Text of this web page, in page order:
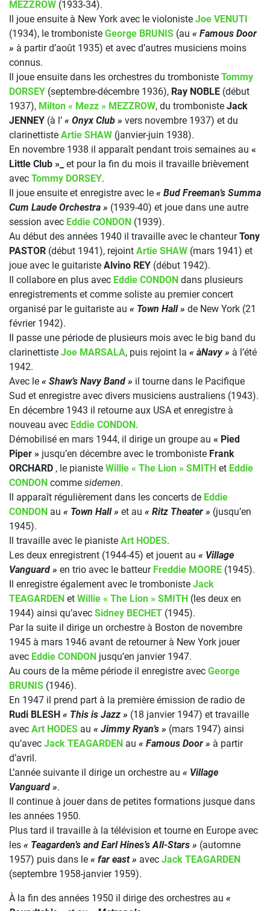
MEZZROW (1933-34).
Il joue ensuite à New York avec le violoniste Joe VENUTI
(1934), le tromboniste George BRUNIS (au « Famous Door
» à partir d’août 1935) et avec d’autres musiciens moins
connus.
Il joue ensuite dans les orchestres du tromboniste Tommy
DORSEY (septembre-décembre 1936), Ray NOBLE (début
1937), Milton « Mezz » MEZZROW, du tromboniste Jack
JENNEY (à l’ « Onyx Club » vers novembre 1937) et du
clarinettiste Artie SHAW (janvier-juin 1938).
En novembre 1938 il apparaît pendant trois semaines au «
Little Club »_ et pour la fin du mois il travaille brièvement
avec Tommy DORSEY.
Il joue ensuite et enregistre avec le « Bud Freeman’s Summa
Cum Laude Orchestra » (1939-40) et joue dans une autre
session avec Eddie CONDON (1939).
Au début des années 1940 il travaille avec le chanteurTony
PASTOR (début 1941), rejoint Artie SHAW (mars 1941) et
joue avec le guitariste Alvino REY (début 1942).
Il collabore en plus avec Eddie CONDON dans plusieurs
enregistrements et comme soliste au premier concert
organisé par le guitariste au « Town Hall » de New York (21
février 1942).
Il passe une période de plusieurs mois avec le big band du
clarinettiste Joe MARSALA, puis rejoint la « àNavy » à l’été
1942.
Avec le « Shaw’s Navy Band » il tourne dans le Pacifique
Sud et enregistre avec divers musiciens australiens (1943).
En décembre 1943 il retourne aux USA et enregistre à
nouveau avec Eddie CONDON.
Démobilisé en mars 1944, il dirige un groupe au « Pied
Piper » jusqu’en décembre avec le tromboniste Frank
ORCHARD , le pianiste Willie « The Lion » SMITH et Eddie
CONDON comme sidemen.
Il apparaît régulièrement dans les concerts de Eddie
CONDON au « Town Hall » et au « Ritz Theater » (jusqu’en
1945).
Il travaille avec le pianiste Art HODES.
Les deux enregistrent (1944-45) et jouent au « Village
Vanguard » en trio avec le batteur Freddie MOORE (1945).
Il enregistre également avec le tromboniste Jack
TEAGARDEN et Willie « The Lion » SMITH (les deux en
1944) ainsi qu’avec Sidney BECHET (1945).
Par la suite il dirige un orchestre à Boston de novembre
1945 à mars 1946 avant de retourner à New York jouer
avec Eddie CONDON jusqu’en janvier 1947.
Au cours de la même période il enregistre avec George
BRUNIS (1946).
En 1947 il prend part à la première émission de radio de
Rudi BLESH « This is Jazz » (18 janvier 1947) et travaille
avec Art HODES au « Jimmy Ryan’s » (mars 1947) ainsi
qu’avec Jack TEAGARDEN au « Famous Door » à partir
d’avril.
L’année suivante il dirige un orchestre au « Village
Vanguard ».
Il continue à jouer dans de petites formations jusque dans
les années 1950.
Plus tard il travaille à la télévision et tourne en Europe avec
les « Teagarden’s and Earl Hines’s All-Stars » (automne
1957) puis dans le « far east » avec Jack TEAGARDEN
(septembre 1958-janvier 1959).
À la fin des années 1950 il dirige des orchestres au «